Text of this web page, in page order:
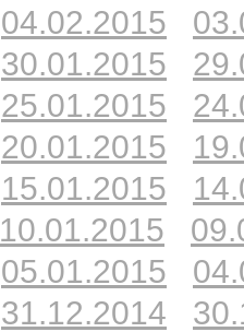
04.02.2015
30.01.2015
25.01.2015
20.01.2015
15.01.2015
10.01.2015
05.01.2015
31.12.2014